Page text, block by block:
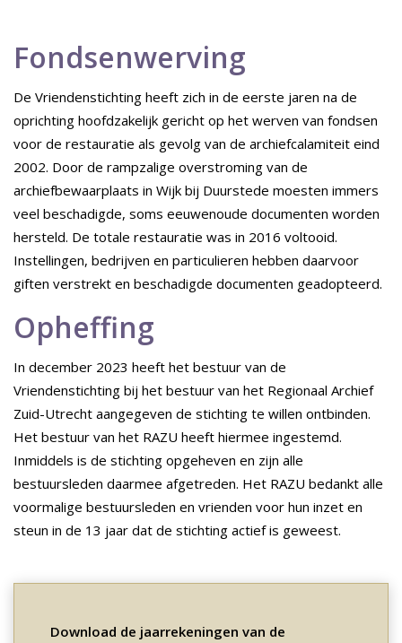
Fondsenwerving
De Vriendenstichting heeft zich in de eerste jaren na de
oprichting hoofdzakelijk gericht op het werven van fondsen
voor de restauratie als gevolg van de archiefcalamiteit eind
2002. Door de rampzalige overstroming van de
archiefbewaarplaats in Wijk bij Duurstede moesten immers
veel beschadigde, soms eeuwenoude documenten worden
hersteld. De totale restauratie was in 2016 voltooid.
Instellingen, bedrijven en particulieren hebben daarvoor
giften verstrekt en beschadigde documenten geadopteerd.
Opheffing
In december 2023 heeft het bestuur van de
Vriendenstichting bij het bestuur van het Regionaal Archief
Zuid-Utrecht aangegeven de stichting te willen ontbinden.
Het bestuur van het RAZU heeft hiermee ingestemd.
Inmiddels is de stichting opgeheven en zijn alle
bestuursleden daarmee afgetreden. Het RAZU bedankt alle
voormalige bestuursleden en vrienden voor hun inzet en
steun in de 13 jaar dat de stichting actief is geweest.
Download de jaarrekeningen van de